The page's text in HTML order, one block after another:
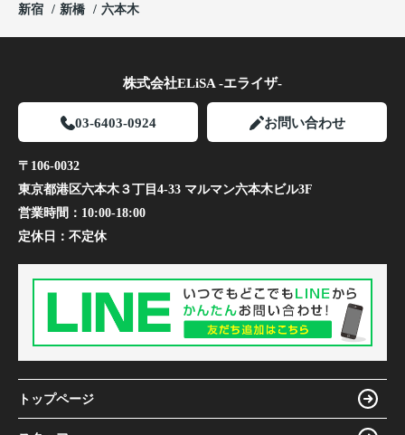
新宿
新橋 六本木
株式会社ELiSA -エライザ-
03-6403-0924 お問い合わせ
〒106-0032
東京都港区六本木３丁目4-33 マルマン六本木ビル3F
営業時間： 10:00-18:00
定休日： 不定休
トップページ